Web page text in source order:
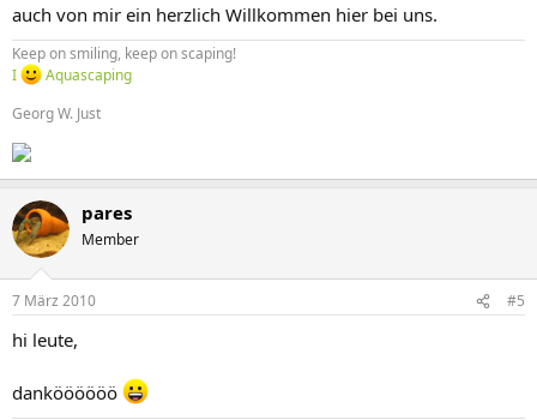
auch von mir ein herzlich Willkommen hier bei uns.
Keep on smiling, keep on scaping!
I
Aquascaping
Georg W. Just
pares
Member
7 März 2010 #5
hi leute,
danköööööö